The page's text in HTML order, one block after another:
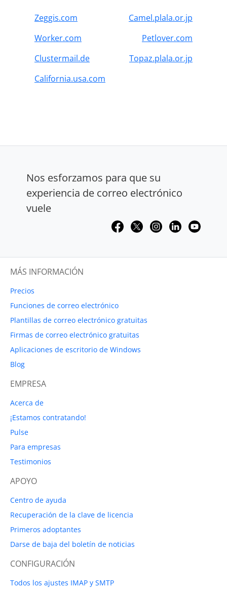
Zeggis.com
Camel.plala.or.jp
Worker.com
Petlover.com
Clustermail.de
Topaz.plala.or.jp
California.usa.com
Nos esforzamos para que su
experiencia de correo electrónico
vuele
MÁS INFORMACIÓN
Precios
Funciones de correo electrónico
Plantillas de correo electrónico gratuitas
Firmas de correo electrónico gratuitas
Aplicaciones de escritorio de Windows
Blog
EMPRESA
Acerca de
¡Estamos contratando!
Pulse
Para empresas
Testimonios
APOYO
Centro de ayuda
Recuperación de la clave de licencia
Primeros adoptantes
Darse de baja del boletín de noticias
CONFIGURACIÓN
Todos los ajustes IMAP y SMTP